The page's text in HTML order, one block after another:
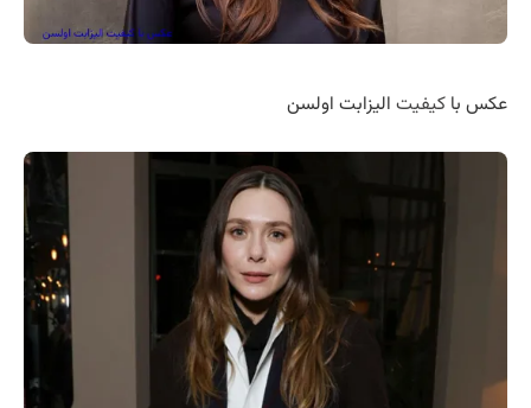
عکس با کیفیت الیزابت اولسن